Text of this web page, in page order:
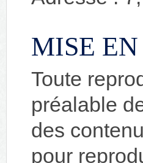
MISE
Toute
préalable
des
pour